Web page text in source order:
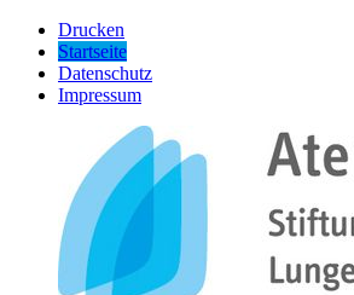
Drucken
Startseite
Datenschutz
Impressum